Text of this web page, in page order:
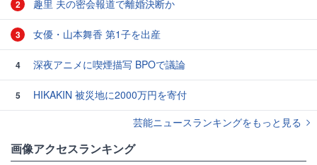
2 趣里 夫の密会報道で離婚決断か
3 女優・山本舞香 第1子を出産
4 深夜アニメに喫煙描写 BPOで議論
5
HIKAKIN 被災地に2000万円を寄付
芸能ニュースランキングをもっと見る
画像アクセスランキング